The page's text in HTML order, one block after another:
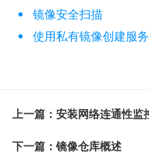
镜像安全扫描
使用私有镜像创建服务
下一篇：镜像仓库概述